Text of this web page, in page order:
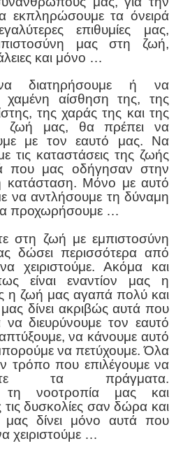
εκπληρώσουμε τα όνειρά
επιθυμίες μας,
μας στη ζωή,
και μόνο …
διατηρήσουμε ή να
χαμένη αίσθηση της, της
της χαράς της και της
ζωή μας, θα πρέπει να
με τον εαυτό μας. Να
τις καταστάσεις της ζωής
που μας οδήγησαν στην
κατάσταση. Μόνο με αυτό
να αντλήσουμε τη δύναμη
να προχωρήσουμε …
στη ζωή με εμπιστοσύνη
δώσει περισσότερα από
χειριστούμε. Ακόμα και
είναι εναντίον μας η
η ζωή μας αγαπά πολύ και
δίνει ακριβώς αυτά που
να διευρύνουμε τον εαυτό
να κάνουμε αυτό
να πετύχουμε. Όλα
τρόπο που επιλέγουμε να
τα πράγματα.
τη νοοτροπία μας και
τις δυσκολίες σαν δώρα και
μας δίνει μόνο αυτά που
χειριστούμε …